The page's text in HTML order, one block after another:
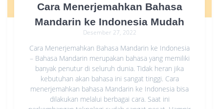
Cara Menerjemahkan Bahasa
Mandarin ke Indonesia Mudah
Desember 27, 2022
Cara Menerjemahkan Bahasa Mandarin ke Indonesia
– Bahasa Mandarin merupakan bahasa yang memiliki
banyak penutur di seluruh dunia. Tidak heran jika
kebutuhan akan bahasa ini sangat tinggi. Cara
menerjemahkan bahasa Mandarin ke Indonesia bisa
dilakukan melalui berbagai cara. Saat ini